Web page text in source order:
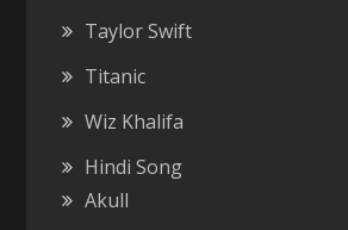
Taylor Swift
Titanic
Wiz Khalifa
Hindi Song
Akull